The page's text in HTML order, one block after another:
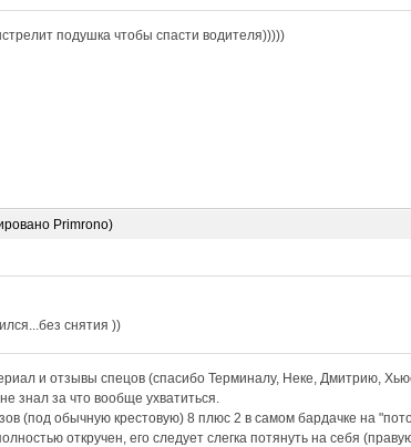
подушка чтобы спасти водителя)))))
Primrono)
снятия ))
и отзывы спецов (спасибо Терминалу, Неке, Дмитрию,
знал за что вообще ухватиться.
(под обычную крестовую) 8 плюс 2 в самом бардачке на
откручен, его следует слегка потянуть на себя